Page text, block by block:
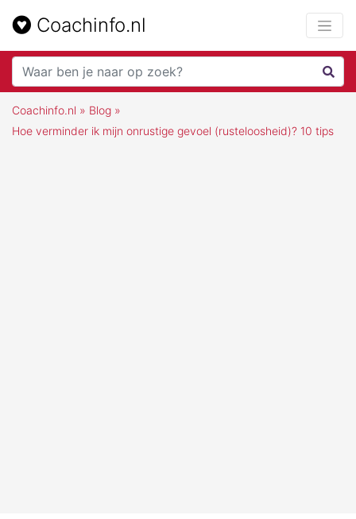
Coachinfo.nl
Coachinfo.nl » Blog »
Hoe verminder ik mijn onrustige gevoel (rusteloosheid)? 10 tips